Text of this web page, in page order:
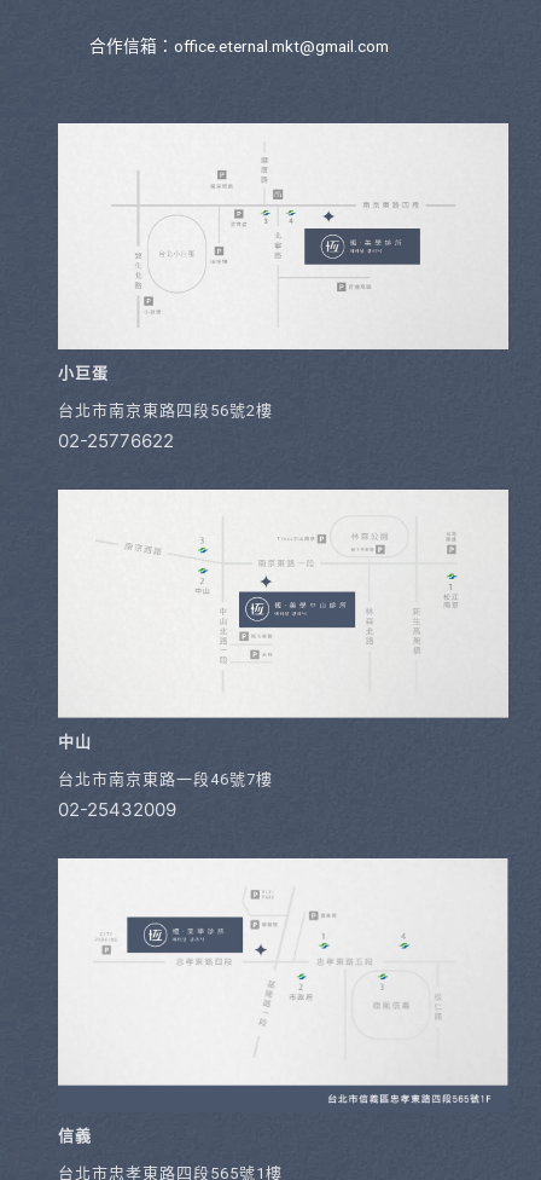
合作信箱： office.eternal.mkt@gmail.com
小巨蛋
台北市南京東路四段56號2樓
02-25776622
中山
台北市南京東路一段46號7樓
02-25432009
信義
台北市忠孝東路四段565號1樓